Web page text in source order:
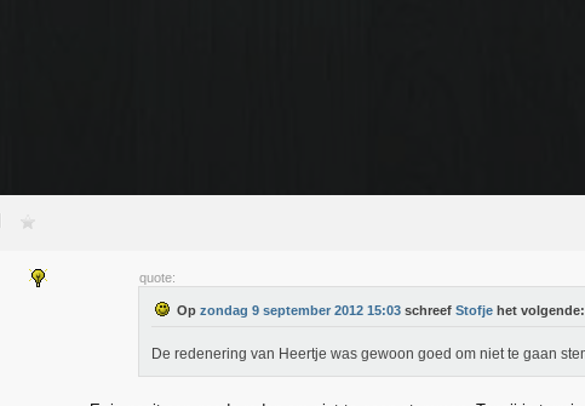
quote:
Op zondag 9 september 2012 15:03 schreef Stofje het volgende:
De redenering van Heertje was gewoon goed om niet te gaan